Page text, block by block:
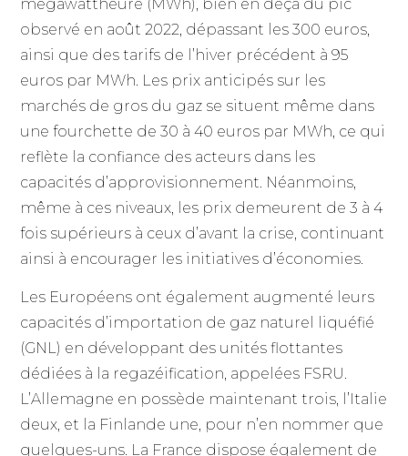
mégawattheure (MWh), bien en deçà du pic
observé en août 2022, dépassant les 300 euros,
ainsi que des tarifs de l’hiver précédent à 95
euros par MWh. Les prix anticipés sur les
marchés de gros du gaz se situent même dans
une fourchette de 30 à 40 euros par MWh, ce qui
reflète la confiance des acteurs dans les
capacités d’approvisionnement. Néanmoins,
même à ces niveaux, les prix demeurent de 3 à 4
fois supérieurs à ceux d’avant la crise, continuant
ainsi à encourager les initiatives d’économies.
Les Européens ont également augmenté leurs
capacités d’importation de gaz naturel liquéfié
(GNL) en développant des unités flottantes
dédiées à la regazéification, appelées FSRU.
L’Allemagne en possède maintenant trois, l’Italie
deux, et la Finlande une, pour n’en nommer que
quelques-uns. La France dispose également de